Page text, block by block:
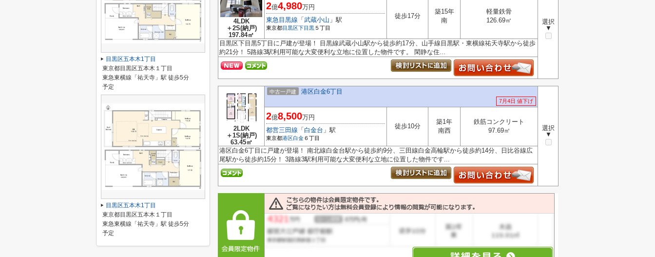
4LDK
＋2S(納戸)
197.84㎡
選択
▼
2億4,980万円
東急目黒線 「 武蔵小山 」駅
東京都目黒区下目黒 ５丁目
徒歩17分
築15年
南
軽量鉄骨
126.69㎡
目黒区下目黒5丁目に戸建が登場！ 目黒線武蔵小山駅から徒歩約17分、山手線目黒駅・東横線祐天寺駅から徒歩
約21分！ 5路線3駅利用可能な大変便利な立地に位置した物件です。 閑静な住...
2LDK
＋1S(納戸)
63.45㎡
中古一戸建 港区白金6丁目
7月4日 値下げ
選択
▼
2億8,500万円
都営三田線 「 白金台 」駅
東京都港区白金６丁目
徒歩10分
築1年
南西
鉄筋コンクリート
97.69㎡
港区白金6丁目に戸建が登場！ 南北線白金台駅から徒歩約9分、三田線白金高輪駅から徒歩約14分、日比谷線広
尾駅から徒歩約15分！ 3路線3駅利用可能な大変便利な立地に位置した物件です...
目黒区五本木1丁目
東京都目黒区五本木１丁目
東急東横線「祐天寺」駅 徒歩5分
予定
目黒区五本木1丁目
東京都目黒区五本木１丁目
東急東横線「祐天寺」駅 徒歩5分
予定